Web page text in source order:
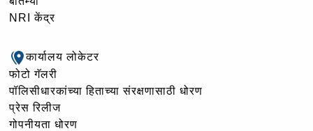
NRI केंद्र
कार्यालय लोकेटर
फोटो गॅलरी
पॉलिसीधारकांच्या हिताच्या संरक्षणासाठी धोरण
प्रेस रिलीज
गोपनीयता धोरण